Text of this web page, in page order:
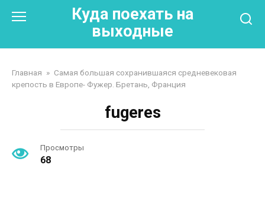
Куда поехать на
выходные
Главная » Самая большая сохранившаяся средневековая
крепость в Европе- Фужер. Бретань, Франция
fugeres
Просмотры
68